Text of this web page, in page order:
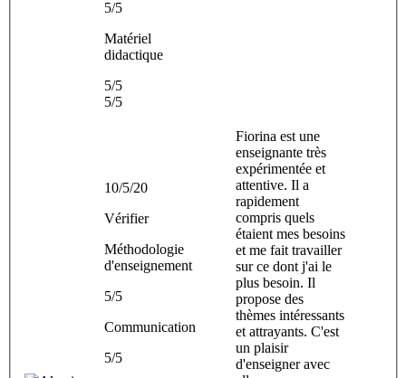
5/5
Matériel
didactique
5/5
5/5
10/5/20
Vérifier
Méthodologie
d'enseignement
5/5
Communication
5/5
Fiorina est une
enseignante très
expérimentée et
attentive. Il a
rapidement
compris quels
étaient mes besoins
et me fait travailler
sur ce dont j'ai le
plus besoin. Il
propose des
thèmes intéressants
et attrayants. C'est
un plaisir
d'enseigner avec